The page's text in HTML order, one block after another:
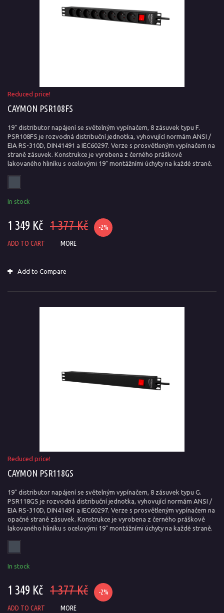
Reduced price!
CAYMON PSR108FS
19" distributor napájení se světelným vypínačem, 8 zásuvek typu F.
PSR108FS je rozvodná distribuční jednotka, vyhovující normám ANSI /
EIA RS-310D, DIN41491 a IEC60297. Verze s prosvětleným vypínačem na
straně zásuvek. Konstrukce je vyrobena z černého práškově
lakovaného hliníku s ocelovými 19" montážními úchyty na každé straně.
In stock
1 349 Kč 1 377 Kč -2%
ADD TO CART MORE
Add to Compare
Reduced price!
CAYMON PSR118GS
19" distributor napájení se světelným vypínačem, 8 zásuvek typu G.
PSR118GS je rozvodná distribuční jednotka, vyhovující normám ANSI /
EIA RS-310D, DIN41491 a IEC60297. Verze s prosvětleným vypínačem na
opačné straně zásuvek. Konstrukce je vyrobena z černého práškově
lakovaného hliníku s ocelovými 19" montážními úchyty na každé straně.
In stock
1 349 Kč 1 377 Kč -2%
ADD TO CART MORE